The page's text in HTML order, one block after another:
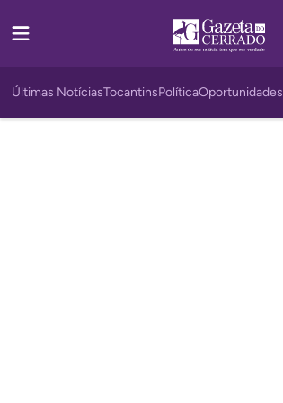
Últimas NotíciasTocantinsPolíticaOportunidades